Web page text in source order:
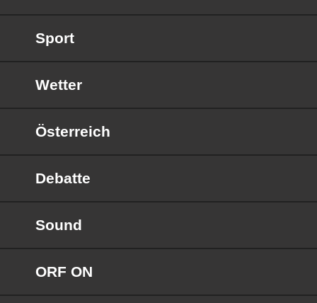
Sport
Wetter
Österreich
Debatte
Sound
ORF ON